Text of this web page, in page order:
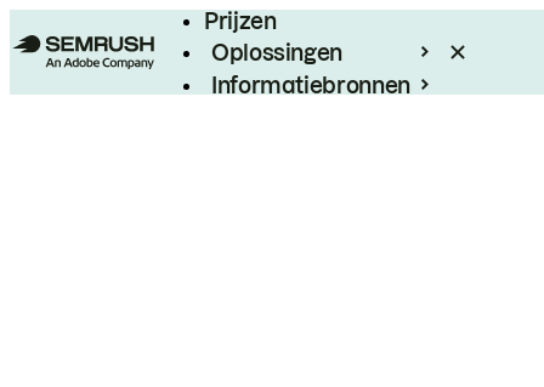
Prijzen
Oplossingen
Informatiebronnen